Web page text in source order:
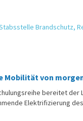
Brandschutz,
Mobilität von
bereitet der
Elektrifizierung